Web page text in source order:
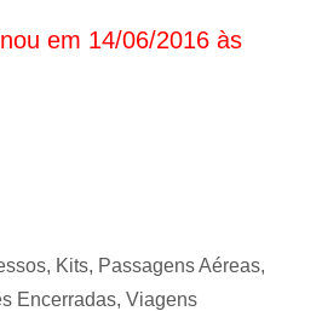
em 14/06/2016 às
, Kits, Passagens Aéreas,
Encerradas, Viagens